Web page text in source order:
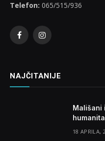
Telefon: 065/515/936
FacebookInstagram
NAJČITANIJE
Mališani
18 APRILA,